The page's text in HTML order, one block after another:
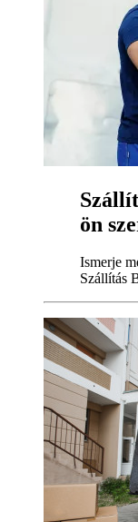
ön
Ismerje
Szállítás